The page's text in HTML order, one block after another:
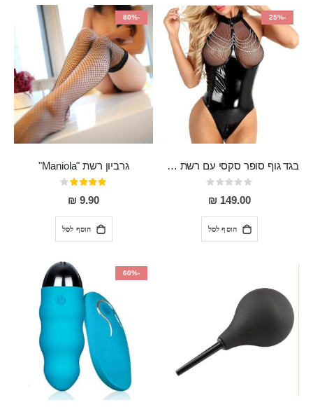
-25%
בגד גוף סופר סקסי עם רשת שקופה בחזה ושרשרות מלמעלה וריצרץ מלמטה Pan במפשעה
Rating:
0%
149.00 ₪
הוסף לסל
-80%
גרביון רשת "Maniola"
דירוג:
80%
9.90 ₪
הוסף לסל
-60%